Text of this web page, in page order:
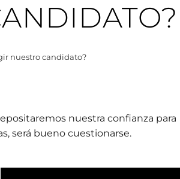
nuestro candidato?
nuestra confianza para
será bueno cuestionarse.